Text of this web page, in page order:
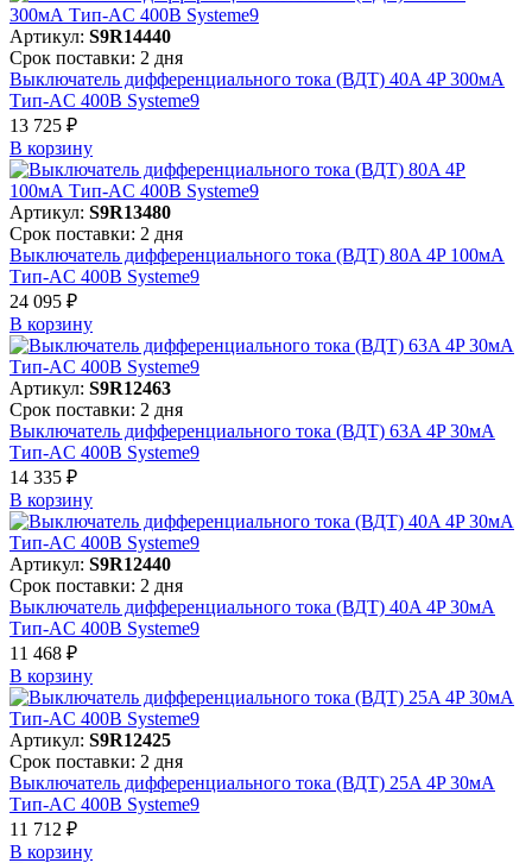
Артикул: S9R14440
Срок поставки: 2 дня
Выключатель дифференциального тока (ВДТ) 40A 4P 300мА
Тип-AC 400В Systeme9
13 725 ₽
В корзинy
Артикул: S9R13480
Срок поставки: 2 дня
Выключатель дифференциального тока (ВДТ) 80A 4P 100мА
Тип-AC 400В Systeme9
24 095 ₽
В корзинy
Артикул: S9R12463
Срок поставки: 2 дня
Выключатель дифференциального тока (ВДТ) 63A 4P 30мА
Тип-AC 400В Systeme9
14 335 ₽
В корзинy
Артикул: S9R12440
Срок поставки: 2 дня
Выключатель дифференциального тока (ВДТ) 40A 4P 30мА
Тип-AC 400В Systeme9
11 468 ₽
В корзинy
Артикул: S9R12425
Срок поставки: 2 дня
Выключатель дифференциального тока (ВДТ) 25A 4P 30мА
Тип-AC 400В Systeme9
11 712 ₽
В корзинy